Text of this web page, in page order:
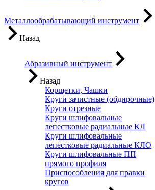
Металлообрабатывающий инструмент
Назад
Абразивный инструмент
Назад
Корщетки, Чашки
Круги зачистные (обдирочные)
Круги отрезные
Круги шлифовальные
лепестковые радиальные КЛ
Круги шлифовальные
лепестковые радиальные КЛО
Круги шлифовальные ПП
прямого профиля
Приспособления для правки
кругов